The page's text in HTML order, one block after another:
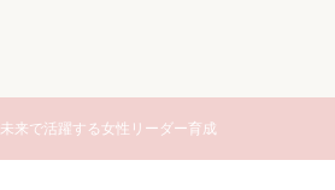
未来で活躍する女性リーダー育成